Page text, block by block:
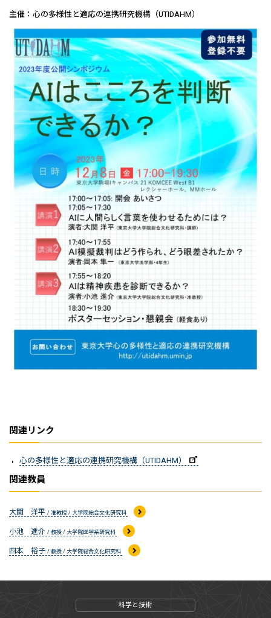
主催：心の多様性と適応の連携研究機構（UTIDAHM）
関連リンク
心の多様性と適応の連携研究機構（UTIDAHM）
関連教員
大関 洋平 / 准教授 / 大学院総合文化研究科
小池 進介 / 教授 / 大学院医学系研究科
四本 裕子 / 教授 / 大学院総合文化研究科
科学と技術